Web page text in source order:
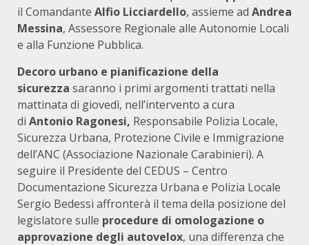
il Comandante Alfio Licciardello, assieme ad Andrea
Messina, Assessore Regionale alle Autonomie Locali
e alla Funzione Pubblica.
Decoro urbano e pianificazione della
sicurezza saranno i primi argomenti trattati nella
mattinata di giovedì, nell’intervento a cura
di Antonio Ragonesi, Responsabile Polizia Locale,
Sicurezza Urbana, Protezione Civile e Immigrazione
dell’ANC (Associazione Nazionale Carabinieri). A
seguire il Presidente del CEDUS – Centro
Documentazione Sicurezza Urbana e Polizia Locale
Sergio Bedessi affronterà il tema della posizione del
legislatore sulle procedure di omologazione o
approvazione degli autovelox, una differenza che